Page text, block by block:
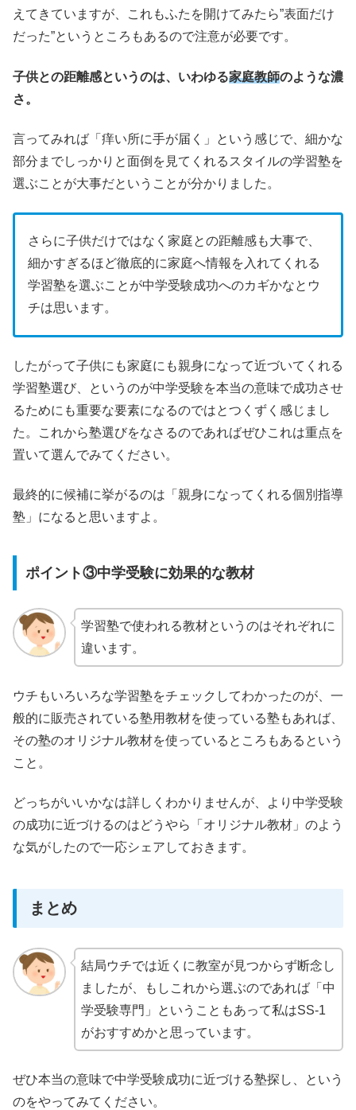
えてきていますが、これもふたを開けてみたら”表面だけ
だった”というところもあるので注意が必要です。
子供との距離感というのは、いわゆる家庭教師のような濃
さ。
言ってみれば「痒い所に手が届く」という感じで、細かな
部分までしっかりと面倒を見てくれるスタイルの学習塾を
選ぶことが大事だということが分かりました。
さらに子供だけではなく家庭との距離感も大事で、
細かすぎるほど徹底的に家庭へ情報を入れてくれる
学習塾を選ぶことが中学受験成功へのカギかなとウ
チは思います。
したがって子供にも家庭にも親身になって近づいてくれる
学習塾選び、というのが中学受験を本当の意味で成功させ
るためにも重要な要素になるのではとつくずく感じまし
た。これから塾選びをなさるのであればぜひこれは重点を
置いて選んでみてください。
最終的に候補に挙がるのは「親身になってくれる個別指導
塾」になると思いますよ。
ポイント③中学受験に効果的な教材
学習塾で使われる教材というのはそれぞれに
違います。
ウチもいろいろな学習塾をチェックしてわかったのが、一
般的に販売されている塾用教材を使っている塾もあれば、
その塾のオリジナル教材を使っているところもあるという
こと。
どっちがいいかなは詳しくわかりませんが、より中学受験
の成功に近づけるのはどうやら「オリジナル教材」のよう
な気がしたので一応シェアしておきます。
まとめ
結局ウチでは近くに教室が見つからず断念し
ましたが、もしこれから選ぶのであれば「中
学受験専門」ということもあって私はSS-1
がおすすめかと思っています。
ぜひ本当の意味で中学受験成功に近づける塾探し、という
のをやってみてください。